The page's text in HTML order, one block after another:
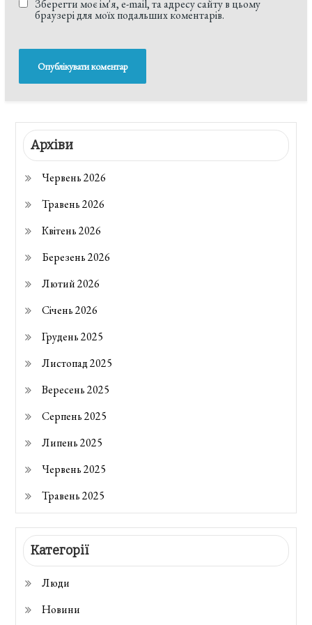
Зберегти моє ім'я, e-mail, та адресу сайту в цьому
браузері для моїх подальших коментарів.
Архіви
Червень 2026
Травень 2026
Квітень 2026
Березень 2026
Лютий 2026
Січень 2026
Грудень 2025
Листопад 2025
Вересень 2025
Серпень 2025
Липень 2025
Червень 2025
Травень 2025
Категорії
Люди
Новини